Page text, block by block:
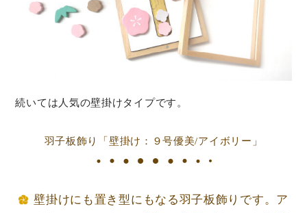
続いては人気の壁掛けタイプです。
羽子板飾り「壁掛け：９号優美/アイボリー」
壁掛けにも置き型にもなる羽子板飾りです。ア